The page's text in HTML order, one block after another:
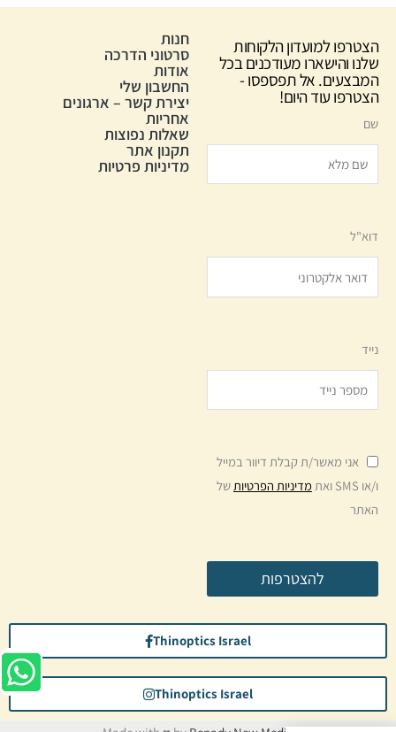
הצטרפו למועדון הלקוחות
שלנו והישארו מעודכנים בכל
המבצעים. אל תפספסו -
הצטרפו עוד היום!
שם
דוא"ל
נייד
אני מאשר/ת קבלת דיוור במייל
ו/או SMS ואת
מדיניות הפרטיותשל
האתר
להצטרפות
חנות
סרטוני הדרכה
אודות
החשבון שלי
יצירת קשר – ארגונים
אחריות
שאלות נפוצות
תקנון אתר
מדיניות פרטיות
Thinoptics Israel
Thinoptics Israel